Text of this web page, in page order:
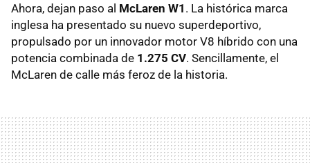
Ahora, dejan paso al McLaren W1 . La histórica marca
inglesa ha presentado su nuevo superdeportivo,
propulsado por un innovador motor V8 híbrido con una
potencia combinada de 1.275 CV. Sencillamente, el
McLaren de calle más feroz de la historia.